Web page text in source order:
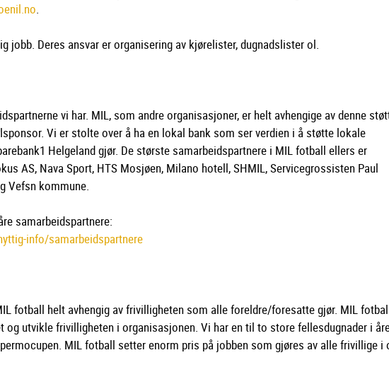
.
jobb. Deres ansvar er organisering av kjørelister, dugnadslister ol.
vi har. MIL, som andre organisasjoner, er helt avhengige av denne
Vi er stolte over å ha en lokal bank som ser verdien i å støtte lokale
Helgeland gjør. De største samarbeidspartnere i MIL fotball ellers er
AS, Nava Sport, HTS Mosjøen, Milano hotell, SHMIL, Servicegrossisten Paul
Vefsn kommune.
samarbeidspartnere:
info/samarbeidspartnere
fotball helt avhengig av frivilligheten som alle foreldre/foresatte gjør. MIL
og utvikle frivilligheten i organisasjonen. Vi har en til to store fellesdugnader i
MIL fotball setter enorm pris på jobben som gjøres av alle frivillige i